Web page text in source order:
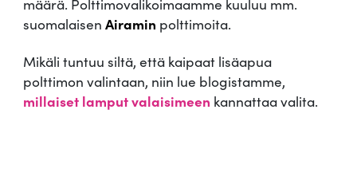
suomalaisen Airamin polttimoita.
Mikäli tuntuu siltä, että kaipaat lisäapua
polttimon valintaan, niin lue blogistamme,
millaiset lamput valaisimeen kannattaa valita.